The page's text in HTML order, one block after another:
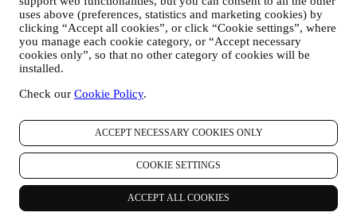
uses above (preferences, statistics and marketing cookies) by
clicking “Accept all cookies”, or click “Cookie settings”, where
you manage each cookie category, or “Accept necessary
cookies only”, so that no other category of cookies will be
installed.
Check our Cookie Policy.
ACCEPT NECESSARY COOKIES ONLY
COOKIE SETTINGS
ACCEPT ALL COOKIES
partenaires locaux, ceci en fonction de vos préférences. Nous
vous contacterons par e-mail, par SMS ou par les réseaux
sociaux, mais aussi en utilisant des moyens automatisés. De
telles communications seront liées aux produits Le Creuset,
aux ouvertures de nouveaux magasins, aux événements
Le Creuset ou à des offres spéciales qui pourraient vous
rédigées spécialement à votre intention, sur base de données
vous concernant, telles que votre situation géographique,
l’historique de vos achats ou vos préférences en ce qui
concerne nos produits. Nous utiliserons ces données pour
mieux cerner vos centres d’intérêt. Ceci nous permettra de
personnaliser nos communications afin de les rendre plus
pertinentes et intéressantes. Il n’y aura aucun autre effet. Nous